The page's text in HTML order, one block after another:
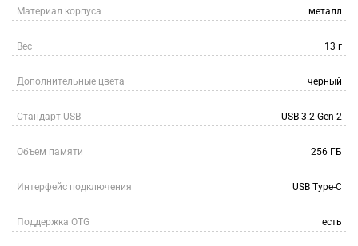
Материал корпуса металл
Вес 13 г
Дополнительные цвета черный
Стандарт USB USB 3.2 Gen 2
Объем памяти 256 ГБ
Интерфейс подключения USB Type-C
Поддержка OTG есть